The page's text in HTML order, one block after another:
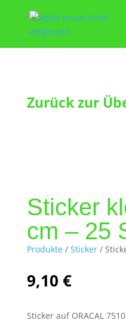
Zurück zur
Sticker
cm – 25
Produkte / Sticker/
9,10 €
Sticker auf ORACAL